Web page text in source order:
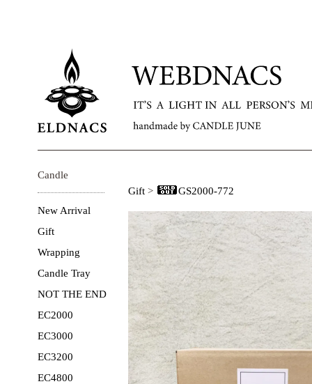
Candle
New Arrival
Gift
Wrapping
Candle Tray
NOT THE END
EC2000
EC3000
EC3200
EC4800
Gift> GS2000-772